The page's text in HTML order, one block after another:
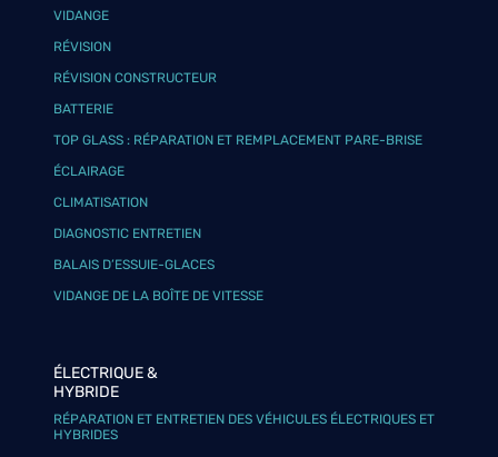
VIDANGE
RÉVISION
RÉVISION CONSTRUCTEUR
BATTERIE
TOP GLASS : RÉPARATION ET REMPLACEMENT PARE-BRISE
ÉCLAIRAGE
CLIMATISATION
DIAGNOSTIC ENTRETIEN
BALAIS D’ESSUIE-GLACES
VIDANGE DE LA BOÎTE DE VITESSE
ÉLECTRIQUE &
HYBRIDE
RÉPARATION ET ENTRETIEN DES VÉHICULES ÉLECTRIQUES ET
HYBRIDES